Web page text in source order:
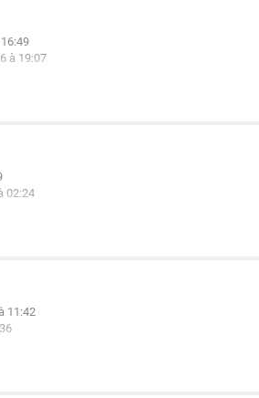
à 19:07
02:24
11:42